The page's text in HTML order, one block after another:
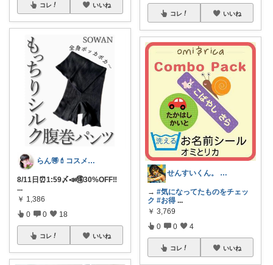
コレ いいね
らん🉐💄コスメ&ファッション👗✨
8/11日⏰1:59〆📣🉐30%OFF‼︎
...
￥ 1,386
0 0 18
コレ いいね
コレ いいね
せんすいくん。 ＼情報の海へダイブ／
→ #気になってたものをチェッ
ク #お得 ...
￥ 3,769
0 0 4
コレ いいね